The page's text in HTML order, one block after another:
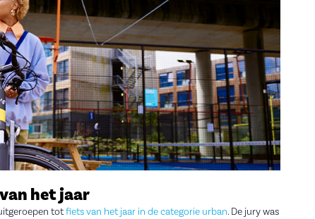
het jaar
totfiets van het jaar in de categorie urban. De jury was